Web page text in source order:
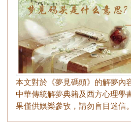
本文對於《夢見碼頭》的解夢內
中華傳統解夢典籍及西方心理學
果僅供娛樂參攷，請勿盲目迷信。